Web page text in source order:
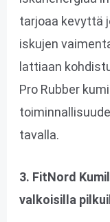
tarjoaa kevyttä
iskujen
lattiaan
Pro Rubber
tavalla.
3. FitNord
valkoisilla